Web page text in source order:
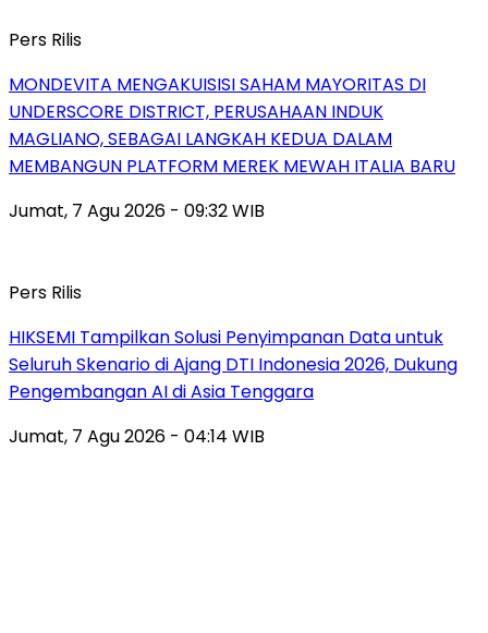
Pers Rilis
MONDEVITA MENGAKUISISI SAHAM MAYORITAS DI
UNDERSCORE DISTRICT, PERUSAHAAN INDUK
MAGLIANO, SEBAGAI LANGKAH KEDUA DALAM
MEMBANGUN PLATFORM MEREK MEWAH ITALIA BARU
Jumat, 7 Agu 2026 - 09:32 WIB
Pers Rilis
HIKSEMI Tampilkan Solusi Penyimpanan Data untuk
Seluruh Skenario di Ajang DTI Indonesia 2026, Dukung
Pengembangan AI di Asia Tenggara
Jumat, 7 Agu 2026 - 04:14 WIB